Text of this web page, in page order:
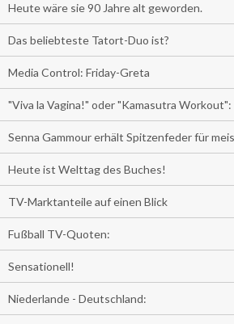
Heute wäre sie 90 Jahre alt geworden.
Das beliebteste Tatort-Duo ist?
Media Control: Friday-Greta
"Viva la Vagina!" oder "Kamasutra Workout":
Senna Gammour erhält Spitzenfeder für
Heute ist Welttag des Buches!
TV-Marktanteile auf einen Blick
Fußball TV-Quoten:
Sensationell!
Niederlande - Deutschland: